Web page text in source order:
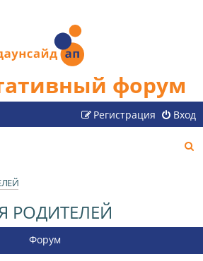
форум
Вход
Регистрация
РОДИТЕЛЕЙ
Форум